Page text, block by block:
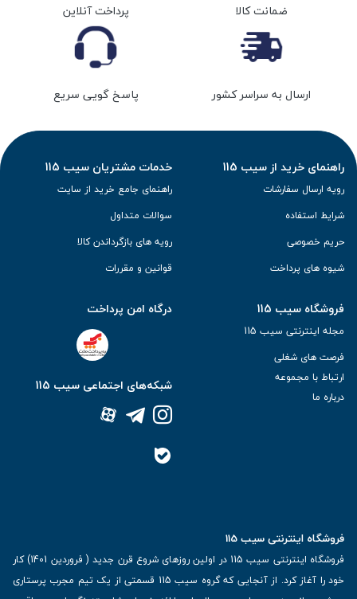
ضمانت کالا پرداخت آنلاین
ارسال به سراسر کشور پاسخ گویی سریع
راهنمای خرید از سیب 115
رویه ارسال سفارشات
شرایط استفاده
حریم خصوصی
شیوه های پرداخت
خدمات مشتریان سیب 115
راهنمای جامع خرید از سایت
سوالات متداول
رویه های بازگرداندن کالا
قوانین و مقررات
فروشگاه سیب 115
مجله اینترنتی سیب 115
فرصت های شغلی
ارتباط با مجموعه
درباره ما
درگاه امن پرداخت
شبکه‌های اجتماعی سیب 115
فروشگاه اینترنتی سیب 115
فروشگاه اینترنتی سیب 115 در اولین روزهای شروع قرن جدید ( فروردین 1401) کار
خود را آغاز کرد. از آنجایی که گروه سیب 115 قسمتی از یک تیم مجرب پرستاری